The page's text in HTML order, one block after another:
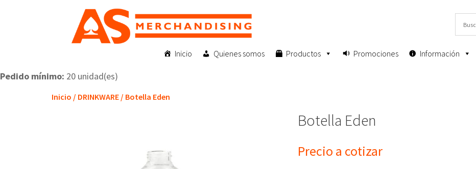
Inicio Quienes somos Productos Promociones Información
Pedido mínimo: 20 unidad(es)
Inicio / DRINKWARE/ Botella Eden
Botella Eden
Precio a cotizar